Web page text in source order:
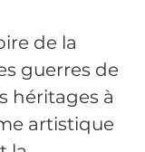
de la
guerres de
héritages à
artistique